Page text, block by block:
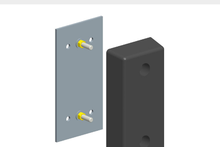
Окна, порталы, двери
Примеры работ